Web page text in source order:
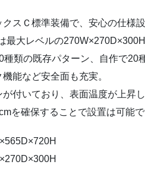
スＣ標準装備で、安心の仕様
最大レベルの
種類の既存パターン、自作で20
能など安全面も充実。
付いており、表面温度が上昇
を確保することで設置は可能